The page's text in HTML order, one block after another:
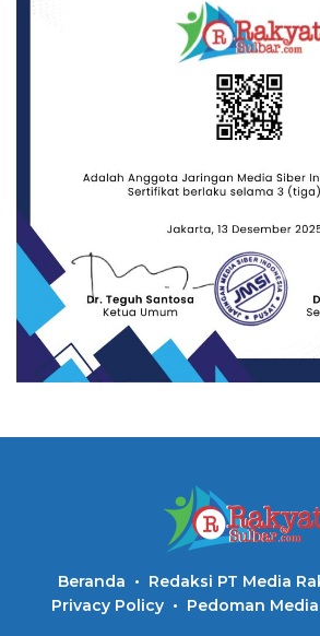
Beranda
Redaksi PT Media
Privacy Policy
Pedoman